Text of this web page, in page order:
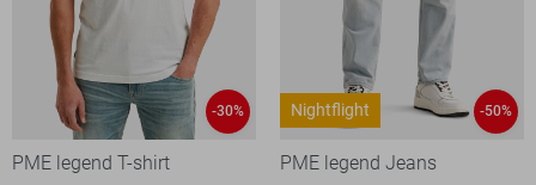
-30%
PME legend T-shirt
Nightflight -50%
PME legend Jeans